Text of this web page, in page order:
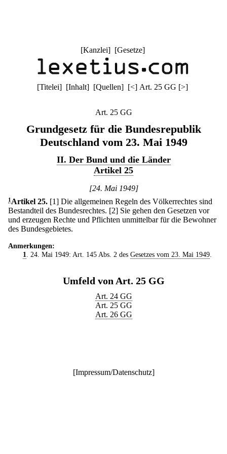
[Kanzlei] [Gesetze]
[Titelei] [Inhalt] [Quellen] [<] Art. 25 GG [>]
Art. 25 GG
Grundgesetz für die Bundesrepublik
Deutschland vom 23. Mai 1949
II. Der Bund und die Länder
Artikel 25
[24. Mai 1949]
1 Artikel 25. [1] Die allgemeinen Regeln des Völkerrechtes sind
Bestandteil des Bundesrechtes. [2] Sie gehen den Gesetzen vor
und erzeugen Rechte und Pflichten unmittelbar für die Bewohner
des Bundesgebietes.
Anmerkungen:
1
. 24. Mai 1949: Art. 145 Abs. 2 des Gesetzes vom 23. Mai 1949.
Umfeld von Art. 25 GG
Art. 24 GG
Art. 25 GG
Art. 26 GG
[Impressum/Datenschutz]